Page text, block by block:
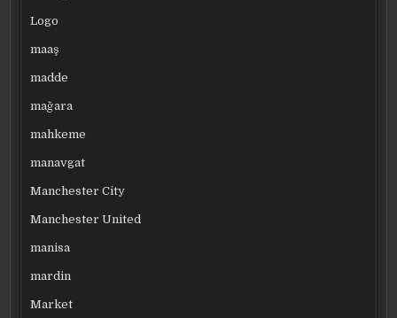
Logo
maaş
madde
mağara
mahkeme
manavgat
Manchester City
Manchester United
manisa
mardin
Market